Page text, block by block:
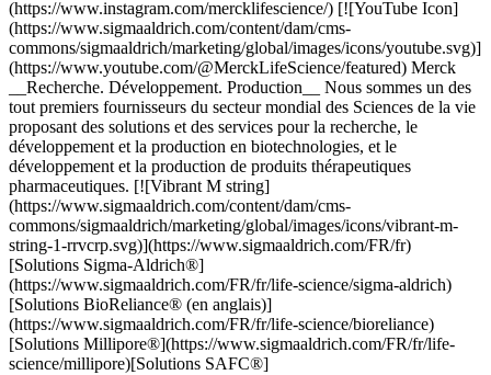
(https://www.instagram.com/mercklifescience/) [![YouTube Icon]
(https://www.sigmaaldrich.com/content/dam/cms-
commons/sigmaaldrich/marketing/global/images/icons/youtube.svg)]
(https://www.youtube.com/@MerckLifeScience/featured) Merck
__Recherche. Développement. Production__ Nous sommes un des
tout premiers fournisseurs du secteur mondial des Sciences de la vie
proposant des solutions et des services pour la recherche, le
développement et la production en biotechnologies, et le
développement et la production de produits thérapeutiques
pharmaceutiques. [![Vibrant M string]
(https://www.sigmaaldrich.com/content/dam/cms-
commons/sigmaaldrich/marketing/global/images/icons/vibrant-m-
string-1-rrvcrp.svg)](https://www.sigmaaldrich.com/FR/fr)
[Solutions Sigma-Aldrich®]
(https://www.sigmaaldrich.com/FR/fr/life-science/sigma-aldrich)
[Solutions BioReliance® (en anglais)]
(https://www.sigmaaldrich.com/FR/fr/life-science/bioreliance)
[Solutions Millipore®](https://www.sigmaaldrich.com/FR/fr/life-
science/millipore)[Solutions SAFC®]